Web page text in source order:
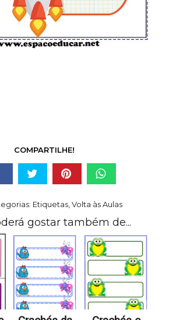
COMPARTILHE!
Etiquetas, Volta às Aulas
gostar também de...